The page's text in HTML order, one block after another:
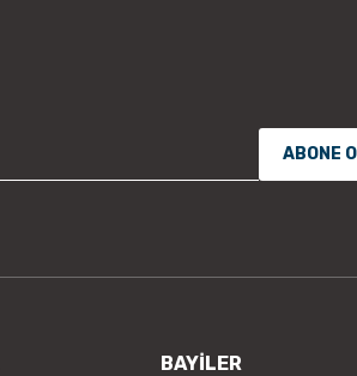
ABONE
BAYİLER